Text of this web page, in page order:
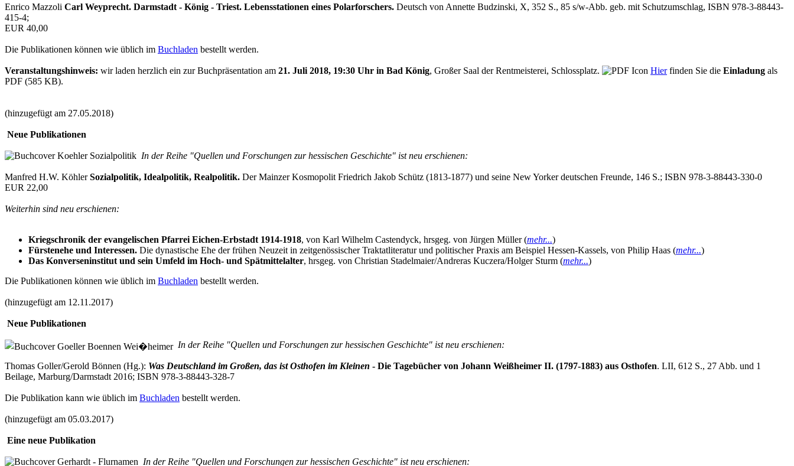
Enrico Mazzoli Carl Weyprecht. Darmstadt - König - Triest. Lebensstationen eines Polarforschers. Deutsch von Annette Budzinski, X, 352 S., 85 s/w-Abb. geb. mit Schutzumschlag, ISBN 978-3-88443-
415-4;
EUR 40,00
Die Publikationen können wie üblich im Buchladen bestellt werden.
Veranstaltungshinweis: wir laden herzlich ein zur Buchpräsentation am 21. Juli 2018, 19:30 Uhr in Bad König, Großer Saal der Rentmeisterei, Schlossplatz. Hierfinden Sie die Einladung als
PDF (585 KB).
(hinzugefügt am 27.05.2018)
Neue Publikationen
In der Reihe "Quellen und Forschungen zur hessischen Geschichte" ist neu erschienen:
Manfred H.W. KöhlerSozialpolitik, Idealpolitik, Realpolitik. Der Mainzer Kosmopolit Friedrich Jakob Schütz (1813-1877) und seine New Yorker deutschen Freunde, 146 S.; ISBN 978-3-88443-330-0
EUR 22,00
Weiterhin sind neu erschienen:
Kriegschronik der evangelischen Pfarrei Eichen-Erbstadt 1914-1918, von Karl Wilhelm Castendyck, hrsgeg. von Jürgen Müller (mehr...)
Fürstenehe und Interessen. Die dynastische Ehe der frühen Neuzeit in zeitgenössischer Traktatliteratur und politischer Praxis am Beispiel Hessen-Kassels, von Philip Haas (mehr...)
Das Konverseninstitut und sein Umfeld im Hoch- und Spätmittelalter, hrsgeg. von Christian Stadelmaier/Andreras Kuczera/Holger Sturm (mehr...)
Die Publikationen können wie üblich im Buchladen bestellt werden.
(hinzugefügt am 12.11.2017)
Neue Publikationen
In der Reihe "Quellen und Forschungen zur hessischen Geschichte" ist neu erschienen:
Thomas Goller/Gerold Bönnen (Hg.): Was Deutschland im Großen, das ist Osthofen im Kleinen - Die Tagebücher von Johann Weißheimer II. (1797-1883) aus Osthofen. LII, 612 S., 27 Abb. und 1
Beilage, Marburg/Darmstadt 2016; ISBN 978-3-88443-328-7
Die Publikation kann wie üblich im Buchladen bestellt werden.
(hinzugefügt am 05.03.2017)
Eine neue Publikation
In der Reihe "Quellen und Forschungen zur hessischen Geschichte" ist neu erschienen: